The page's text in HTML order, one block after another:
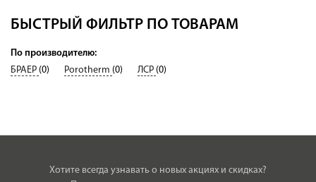
БЫСТРЫЙ ФИЛЬТР ПО ТОВАРАМ
По производителю:
БРАЕР (0) Porotherm (0) ЛСР (0)
Хотите всегда узнавать о новых акциях и скидках?